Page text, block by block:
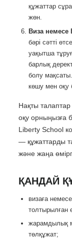
құжаттар
жөн.
Виза
бәрі сәтті
уақытша
барлық
болу
көшу мен оқу
Нақты талаптар
оқу орныңызға
Liberty School
— құжаттарды
және жаңа
ҚАНДАЙ
визаға
толтырылған
жарамдылық
төлқұжат;